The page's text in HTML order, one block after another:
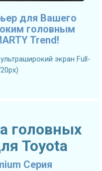
для Вашего
головным
Trend!
экран Full-
головных
Toyota
Серия